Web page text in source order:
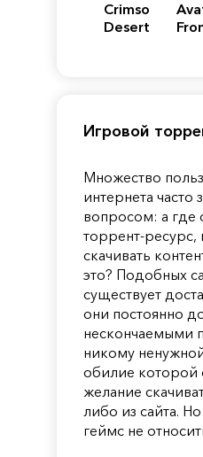
Crimson
Desert
Игровой
Множество
интернета часто
вопросом: а где
торрент-
скачивать
это? Подобных
существует
они постоянно
нескончаемыми
никому
обилие которой
желание
либо из сайта.
геймс не